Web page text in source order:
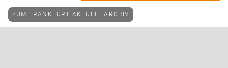
ZUM FRANKFURT AKTUELL ARCHIV